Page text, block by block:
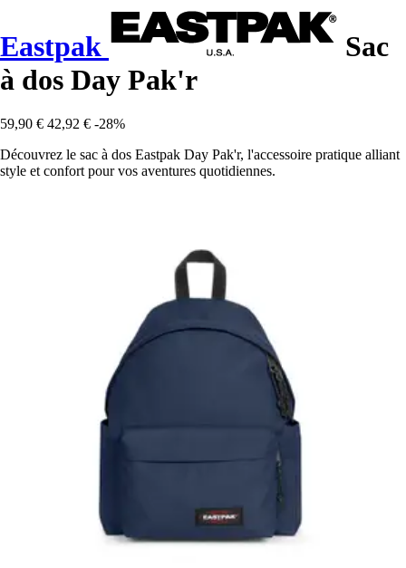
Eastpak
Sac
à dos Day Pak'r
59,90 € 42,92 € -28%
Découvrez le sac à dos Eastpak Day Pak'r, l'accessoire pratique alliant
style et confort pour vos aventures quotidiennes.